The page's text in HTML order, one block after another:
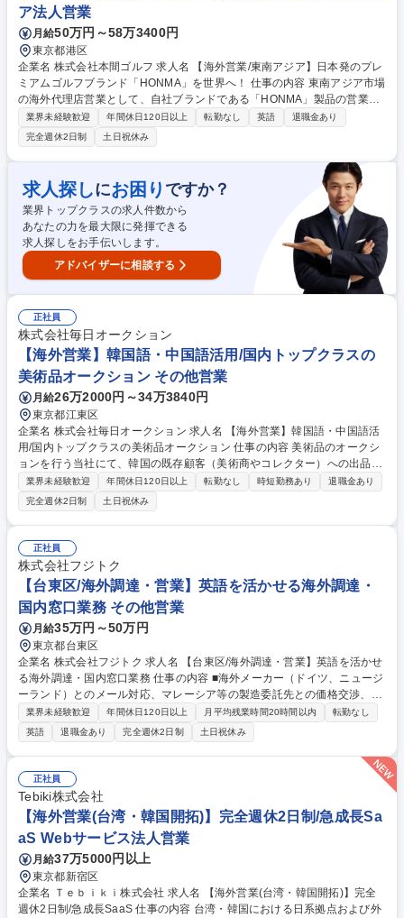
ア法人営業
月給50万円～58万3400円
東京都港区
企業名 株式会社本間ゴルフ 求人名 【海外営業/東南アジア】日本発のプレ
ミアムゴルフブランド「HONMA」を世界へ！ 仕事の内容 東南アジア市場
の海外代理店営業として、自社ブランドである「HONMA」製品の営業活
動全般をお任せします！自社工場（山形県）や親会社チーム（中国・上
海）と連携し、以下の業務を推進して頂きます。 ■海外代理店からの問い
合わせ対応業務（納期、製品、修理等）英語でのメール、電話、オンライ
ンMTG対応■新商品情報の配信、事前受注業務■海外代理店の月間、四半
期、年間売上ターゲット進捗管理、追加売上交渉■各市場の製品売上トレ
ンド/競合分析■海外出張での現地業務 (現地イベント、会議の参加、市場
調査【海外出張は、2～3ヶ月に1度程度】)■代理店契約書の締結および更
新作業■海外取引来日時対応、アテンド業務など 募集職種 【海外営業/東
南アジア】日本発のプレミアムゴルフブランド「HONMA」を世界へ！
業界未経験歓迎 年間休日120日以上 転勤なし 英語
退職金あり
完全週休2日制
土日祝休み
求人探しにお困り ですか？
業界トップクラスの求人件数から
あなたの力を最大限に発揮できる
求人探しをお手伝いします。
アドバイザーに相談する
正社員
株式会社毎日オークション
【海外営業】韓国語・中国語活用/国内トップクラスの
美術品オークション その他営業
月給26万2000円～34万3840円
東京都江東区
企業名 株式会社毎日オークション 求人名 【海外営業】韓国語・中国語活
用/国内トップクラスの美術品オークション 仕事の内容 美術品のオークシ
ョンを行う当社にて、韓国の既存顧客（美術商やコレクター）への出品依
頼、交渉、案内をお任せします。現地での下見会に伴う出張や、来日され
るお客様のアテンド、作品の状態確認等が中心です。 入社後は実務を通じ
て、絵画や新作工芸など作品の知識を深めます。富裕層のお客様との折衝
を通じ、一級品の美術品を扱うプロを目指せます。 ・韓国の既存顧客（美
術商、個人コレクター等）への出品依頼、交渉 ・下見会やオークション当
日の韓国語による接客、アテンド業務 ・韓国現地での下見会運営、現地関
係者とのコミュニケーション ※備考欄へ続く※ 募集職種 【海外営業】韓
国語・中国語活用/国内トップクラスの美術品オークション
業界未経験歓迎 年間休日120日以上 転勤なし 時短勤務あり
退職金あり
完全週休2日制
土日祝休み
正社員
株式会社フジトク
【台東区/海外調達・営業】英語を活かせる海外調達・
国内窓口業務 その他営業
月給35万円～50万円
東京都台東区
企業名 株式会社フジトク 求人名 【台東区/海外調達・営業】英語を活かせ
る海外調達・国内窓口業務 仕事の内容 ■海外メーカー（ドイツ、ニュージ
ーランド）とのメール対応、マレーシア等の製造委託先との価格交渉、部
品調達、輸入業務をお任せします。国内顧客の窓口も担当し、語学力と交
渉力を発揮して活躍できる環境です。 【具体的な業務について】 ■海外メ
ーカー（ドイツ、ニュージーランド）とのメール対応・在庫確認・見積依
頼・発注 ■マレーシア製造委託先との価格・納期等の交渉、特殊部品の調
達 ■輸入業務■国内顧客の窓口 全国に営業所があり、たくさんのお客様が
いらっしゃいますので、様々な業界の方と触れあうことができます。 募集
職種 【台東区/海外調達・営業】英語を活かせる海外調達・国内窓口業務
業界未経験歓迎 年間休日120日以上 月平均残業時間20時間以内
転勤なし
英語
退職金あり 完全週休2日制 土日祝休み
正社員
Tebiki株式会社
【海外営業(台湾・韓国開拓)】完全週休2日制/急成長Sa
aS Webサービス法人営業
月給37万5000円以上
東京都新宿区
企業名 Ｔｅｂｉｋｉ株式会社 求人名 【海外営業(台湾・韓国開拓)】完全
週休2日制/急成長SaaS 仕事の内容 台湾・韓国における日系拠点および外